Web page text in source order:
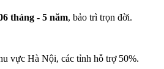
tháng - 5 năm, bảo trì trọn đời.
vực Hà Nội, các tỉnh hỗ trợ 50%.